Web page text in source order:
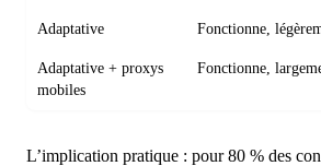
Adaptative Fonctionne,
Adaptative + proxys
mobiles
Fonctionne,
L’implication pratique : pour 80 % des